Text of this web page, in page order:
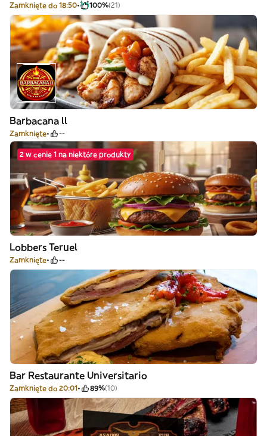
Zamknięte do 18:50 100%(21)
Barbacana ll
Zamknięte --
2 w cenie 1 na niektóre produkty
Lobbers Teruel
Zamknięte --
Bar Restaurante Universitario
Zamknięte do 20:01 89%(10)